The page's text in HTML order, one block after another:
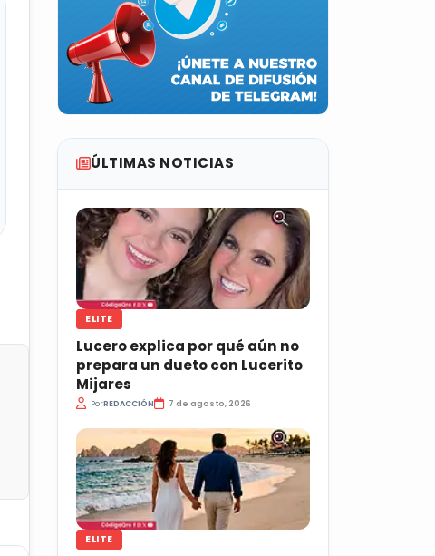
ÚLTIMAS NOTICIAS
ELITE
Lucero explica por qué aún no
prepara un dueto con Lucerito
Mijares
PorREDACCIÓN 7 de agosto, 2026
ELITE